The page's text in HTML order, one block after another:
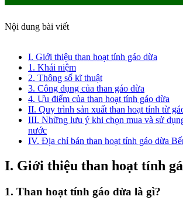
Nội dung bài viết
I. Giới thiệu than hoạt tính gáo dừa
1. Khái niệm
2. Thông số kĩ thuật
3. Công dụng của than gáo dừa
4. Ưu điểm của than hoạt tính gáo dừa
II. Quy trình sản xuất than hoạt tính từ
III. Những lưu ý khi chọn mua và sử
nước
IV. Địa chỉ bán than hoạt tính gáo dừa
I. Giới thiệu than hoạt tính
1. Than hoạt tính gáo dừa là gì?